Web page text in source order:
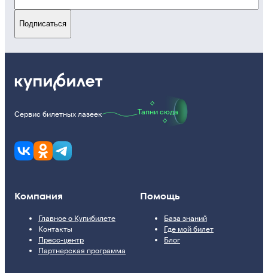
Подписаться
Сервис билетных лазеек Тапни сюда
Компания
Главное о Купибилете
Контакты
Пресс-центр
Партнерская программа
Помощь
База знаний
Где мой билет
Блог